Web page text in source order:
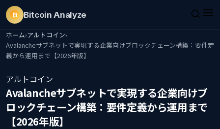
₿ Bitcoin Analyze
ホーム›アルトコイン›
Avalancheサブネットで実現する企業向けブロックチェーン構築：要件定
義から運用まで【2026年版】
アルトコイン
Avalancheサブネットで実現する企業向けブ
ロックチェーン構築：要件定義から運用まで
【2026年版】